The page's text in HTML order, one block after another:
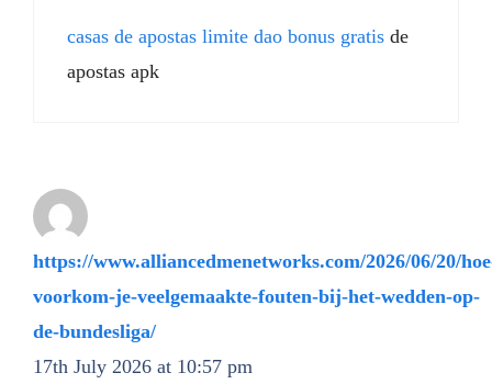
casas de apostas limite dao bonus gratis de
apostas apk
https://www.alliancedmenetworks.com/2026/06/20/
voorkom-je-veelgemaakte-fouten-bij-het-wedden-op-
de-bundesliga/
17th July 2026 at 10:57 pm